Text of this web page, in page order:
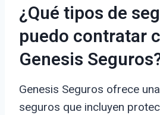
¿Qué tipos de
puedo contratar
Genesis
Genesis Seguros ofrece
seguros que incluyen